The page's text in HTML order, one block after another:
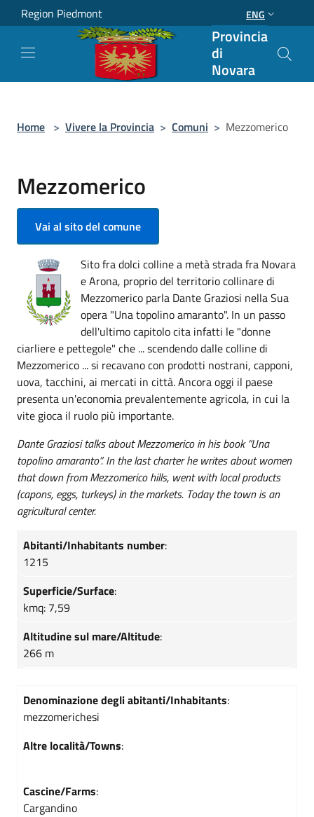
Salta al contenuto principale
Region Piedmont ENG
Provincia
di
Novara
Home > Vivere la Provincia > Comuni > Mezzomerico
Mezzomerico
Vai al sito del comune
Sito fra dolci colline a metà strada fra Novara
e Arona, proprio del territorio collinare di
Mezzomerico parla Dante Graziosi nella Sua
opera "Una topolino amaranto". In un passo
dell'ultimo capitolo cita infatti le "donne
ciarliere e pettegole" che ... scendendo dalle colline di
Mezzomerico ... si recavano con prodotti nostrani, capponi,
uova, tacchini, ai mercati in città. Ancora oggi il paese
presenta un'economia prevalentemente agricola, in cui la
vite gioca il ruolo più importante.
Dante Graziosi talks about Mezzomerico in his book “Una
topolino amaranto”. In the last charter he writes about women
that down from Mezzomerico hills, went with local products
(capons, eggs, turkeys) in the markets. Today the town is an
agricultural center.
Abitanti/Inhabitants number:
1215
Superficie/Surface:
kmq: 7,59
Altitudine sul mare/Altitude:
266 m
Denominazione degli abitanti/Inhabitants:
mezzomerichesi
Altre località/Towns:
Cascine/Farms:
Cargandino